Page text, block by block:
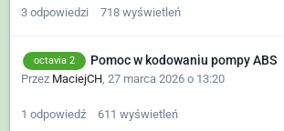
3 odpowiedzi 718 wyświetleń
octavia 2 Pomoc w kodowaniu pompy ABS
Przez MaciejCH, 27 marca 2026 o 13:20
1 odpowiedź 611 wyświetleń